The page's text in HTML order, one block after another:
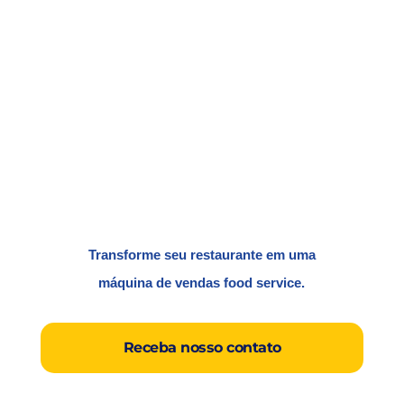
Transforme seu restaurante em uma
máquina de vendas food service.
Receba nosso contato